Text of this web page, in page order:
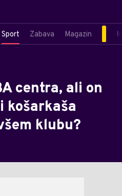
Sport Zabava Magazin
centra, ali on
košarkaša
klubu?